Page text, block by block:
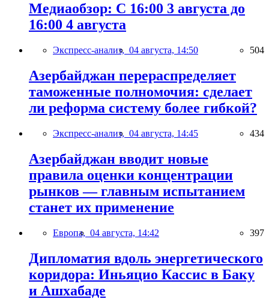
Медиаобзор: С 16:00 3 августа до
16:00 4 августа
Экспресс-анализ, 04 августа, 14:50 504
Азербайджан перераспределяет
таможенные полномочия: сделает
ли реформа систему более гибкой?
Экспресс-анализ, 04 августа, 14:45 434
Азербайджан вводит новые
правила оценки концентрации
рынков — главным испытанием
станет их применение
Европа, 04 августа, 14:42 397
Дипломатия вдоль энергетического
коридора: Иньяцио Кассис в Баку
и Ашхабаде